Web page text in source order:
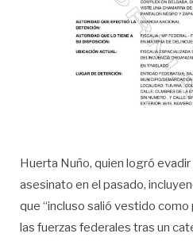
Huerta Nuño, quien logró
asesinato en el pasado,
que “incluso salió vestido
las fuerzas federales tras un